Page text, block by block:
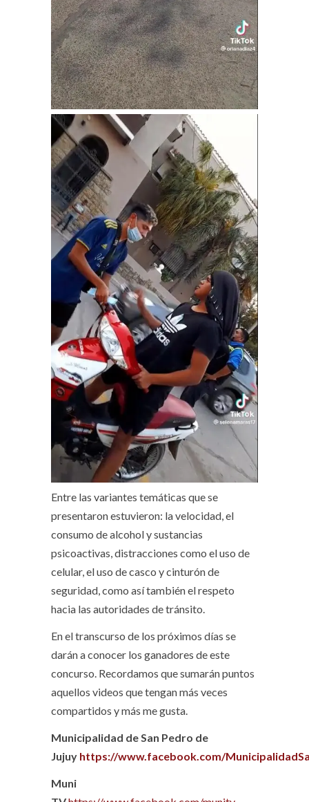
Entre las variantes temáticas que se
presentaron estuvieron: la velocidad, el
consumo de alcohol y sustancias
psicoactivas, distracciones como el uso de
celular, el uso de casco y cinturón de
seguridad, como así también el respeto
hacia las autoridades de tránsito.
En el transcurso de los próximos días se
darán a conocer los ganadores de este
concurso. Recordamos que sumarán puntos
aquellos videos que tengan más veces
compartidos y más me gusta.
Municipalidad de San Pedro de
Jujuy https://www.facebook.com/
Muni